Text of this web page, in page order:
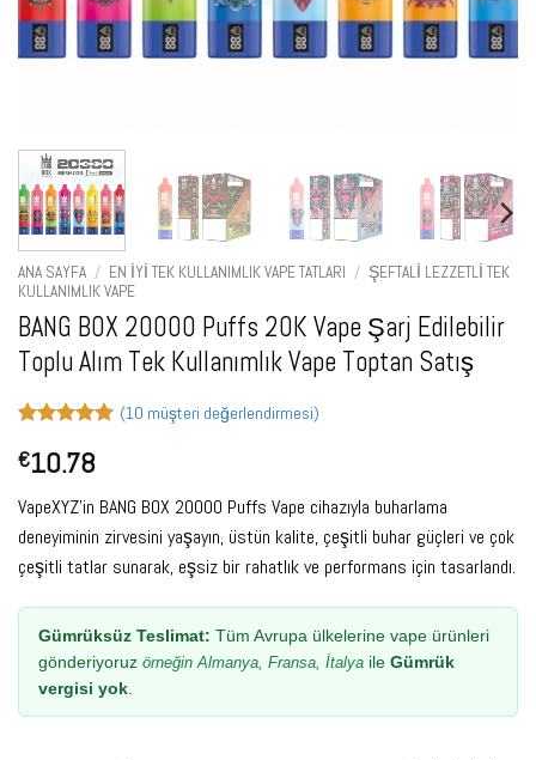
ANA SAYFA / EN İYI TEK KULLANIMLIK VAPE TATLARI / ŞEFTALI LEZZETLI TEK
KULLANIMLIK VAPE
BANG BOX 20000 Puffs 20K Vape Şarj Edilebilir
Toplu Alım Tek Kullanımlık Vape Toptan Satış
puanına
dayanarak
5 üzerinden
5puan aldı
(10 müşteri değerlendirmesi)
€10.78
VapeXYZ'in BANG BOX 20000 Puffs Vape cihazıyla buharlama
deneyiminin zirvesini yaşayın, üstün kalite, çeşitli buhar güçleri ve çok
çeşitli tatlar sunarak, eşsiz bir rahatlık ve performans için tasarlandı.
Gümrüksüz Teslimat: Tüm Avrupa ülkelerine vape ürünleri
gönderiyoruz örneğin Almanya, Fransa, İtalya ile Gümrük
vergisi yok